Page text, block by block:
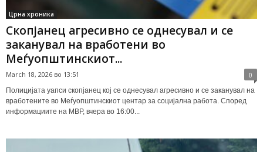
Црна хроника
Скопјанец агресивно се однесувал и се
заканувал на вработени во
Меѓуопштинскиот...
March 18, 2026 во 13:51 0
Полицијата уапси скопјанец кој се однесувал агресивно и се заканувал на
вработените во Меѓуопштинскиот центар за социјална работа. Според
информациите на МВР, вчера во 16:00...